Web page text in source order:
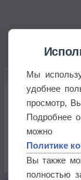
КАРТЫ
Температура
Давление
Осадки
Облачность
Список всех карт
Мы
удобнее
просмотр,
Подробнее
Политике
Вы также
полностью